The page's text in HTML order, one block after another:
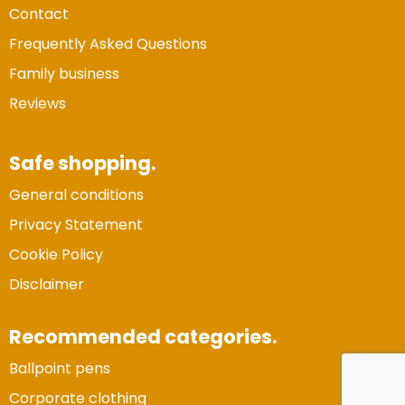
Contact
Frequently Asked Questions
Family business
Reviews
Safe shopping.
General conditions
Privacy Statement
Cookie Policy
Disclaimer
Recommended categories.
Ballpoint pens
Corporate clothing